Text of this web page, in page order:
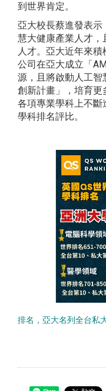
到世界肯定。
亞大校長蔡進發表
慧大健康產業人才
人才。亞大近年來
公司在亞大成立「
源，且將啟動人工智
創新計畫」，培育更
各項專業學科上不
學科排名評比。
圖為英國QS
排名，亞大名列全台私